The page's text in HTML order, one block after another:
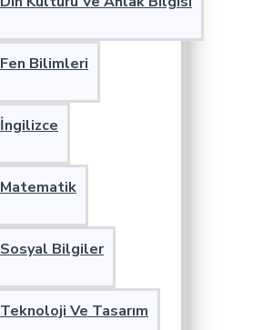
Fen Bilimleri
İngilizce
Matematik
Sosyal Bilgiler
Teknoloji Ve Tasarım